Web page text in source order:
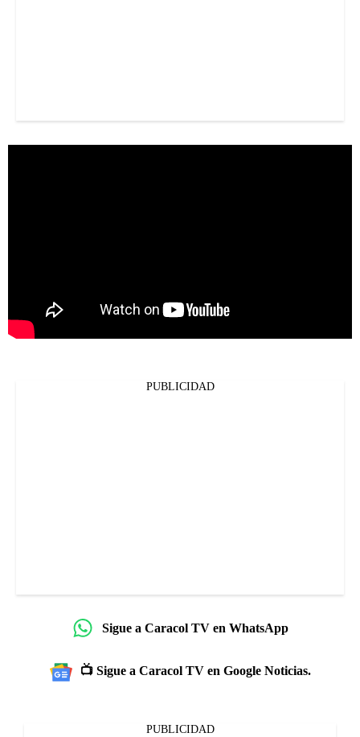
PUBLICIDAD
Sigue a Caracol TV en WhatsApp
📺 Sigue a Caracol TV en Google Noticias.
PUBLICIDAD